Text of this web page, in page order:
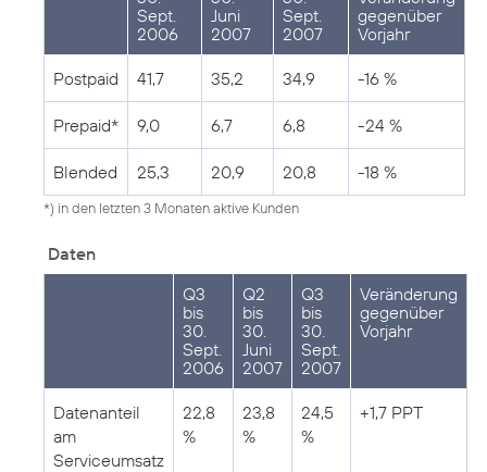
Sept.
2006
Juni
2007
Sept.
2007
gegenüber
Vorjahr
Postpaid 41,7 35,2 34,9 -16 %
Prepaid* 9,0 6,7 6,8 -24 %
Blended 25,3 20,9 20,8 -18 %
*) in den letzten 3 Monaten aktive Kunden
Daten
Q3
bis
30.
Sept.
2006
Q2
bis
30.
Juni
2007
Q3
bis
30.
Sept.
2007
Veränderung
gegenüber
Vorjahr
Datenanteil
am
Serviceumsatz
22,8
%
23,8
%
24,5
%
+1,7 PPT